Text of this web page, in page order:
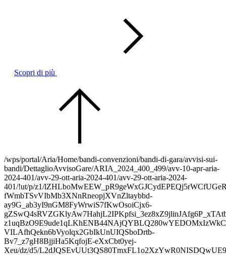
Scopri di più
/wps/portal/Aria/Home/bandi-convenzioni/bandi-di-gara/avvisi-sui-
bandi/DettaglioAvvisoGare/ARIA_2024_400_499/avv-10-apr-aria-
2024-401/avv-29-ott-aria-2024-401/avv-29-ott-aria-2024-
401/!ut/p/z1/
fWmbTSvVIbMb3XNnRneopjXVnZltaybbd-
ay9G_ab3yI9nGM8FyWrwiS7fKwOsoiCjx6-
VILAfhQekn6bVyolqx2GbIkUnUIQSboDrtb-
Bv7_z7gH8BjjiHa5KqfojE-eXxCbt0yej-
Xeu/dz/d5/